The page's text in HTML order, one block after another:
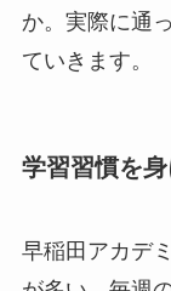
か。実際に通
ていきます。
学習習慣を
早稲田アカデ